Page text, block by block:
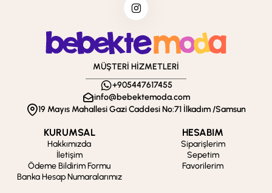
MÜŞTERİ HİZMETLERİ
+905447617455
info@bebektemoda.com
19 Mayıs Mahallesi Gazi Caddesi No:71 İlkadım /Samsun
KURUMSAL
Hakkımızda
İletişim
Ödeme Bildirim Formu
Banka Hesap Numaralarımız
HESABIM
Siparişlerim
Sepetim
Favorilerim